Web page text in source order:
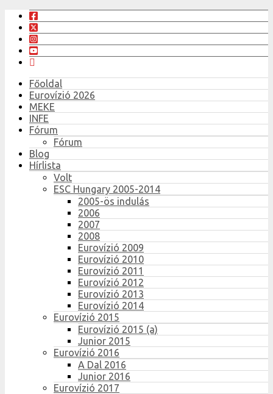
Főoldal
Eurovízió 2026
MEKE
INFE
Fórum
Fórum
Blog
Hírlista
Volt
ESC Hungary 2005-2014
2005-ös indulás
2006
2007
2008
Eurovízió 2009
Eurovízió 2010
Eurovízió 2011
Eurovízió 2012
Eurovízió 2013
Eurovízió 2014
Eurovízió 2015
Eurovízió 2015 (a)
Junior 2015
Eurovízió 2016
A Dal 2016
Junior 2016
Eurovízió 2017